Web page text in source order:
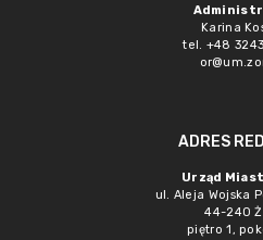
Karina
tel. +48
ADRES
Urząd
ul. Aleja Wojska
44-240
piętro 1,